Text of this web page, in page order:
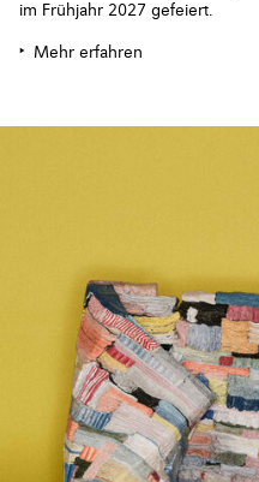
im Frühjahr 2027 gefeiert.
Mehr erfahren